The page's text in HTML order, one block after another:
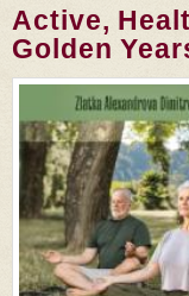
Active,
Golden